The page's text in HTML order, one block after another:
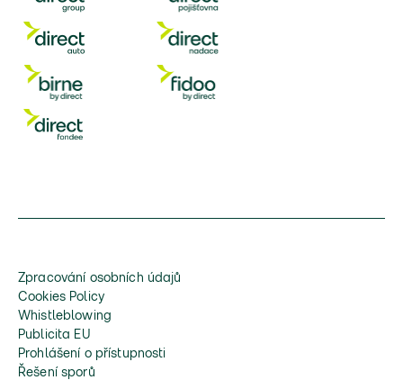
Zpracování osobních údajů
Cookies Policy
Whistleblowing
Publicita EU
Prohlášení o přístupnosti
Řešení sporů